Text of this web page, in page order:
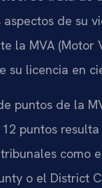
de su
la MVA
su licencia en
puntos de la
puntos
como
o el District